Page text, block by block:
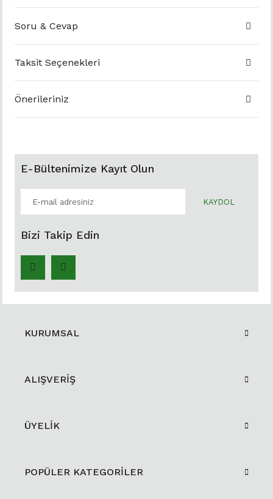
Soru & Cevap
Taksit Seçenekleri
Önerileriniz
E-Bültenimize Kayıt Olun
KAYDOL
Bizi Takip Edin
KURUMSAL
ALIŞVERİŞ
ÜYELİK
POPÜLER KATEGORİLER